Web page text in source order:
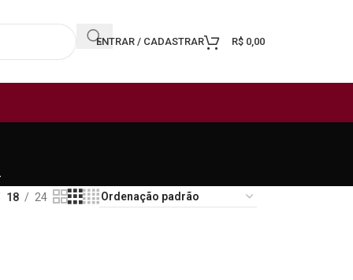
ENTRAR / CADASTRAR R$ 0,00
18 24